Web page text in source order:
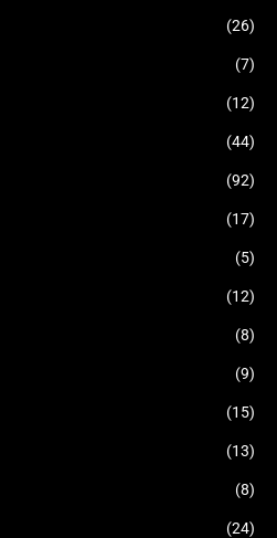
(26)
(7)
(12)
(44)
(92)
(17)
(5)
(12)
(8)
(9)
(15)
(13)
(8)
(24)